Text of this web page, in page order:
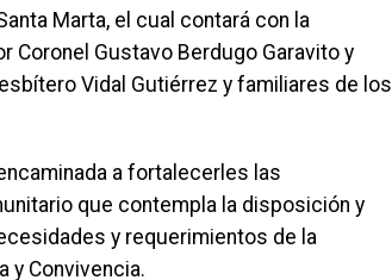
Marta, el cual contará con la
Gustavo Berdugo Garavito y
Vidal Gutiérrez y familiares de los
a fortalecerles las
que contempla la disposición y
y requerimientos de la
y Convivencia.